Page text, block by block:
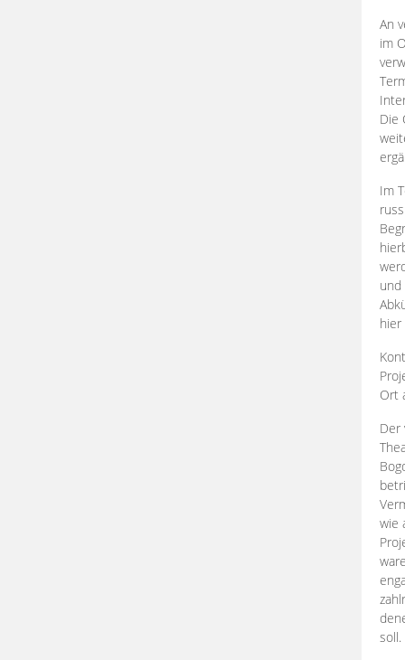
An
im
Die
Im
und
Ort
Der
wie
zahlr
soll.